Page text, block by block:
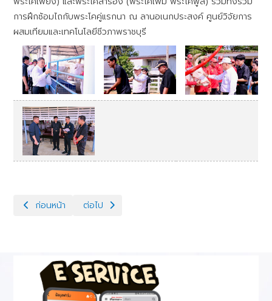
การฝึกซ้อมไถกับพระโคคู่แรกนา ณ ลานอเนกประสงค์ ศูนย์วิจัยการ
ผสมเทียมและเทคโนโลยีชีวภาพราชบุรี
เนื้อหาก่อนหน้า: แก้ไขปัญหาผสมติดยาก
ก่อนหน้า เนื้อหาถัดไป: โครงการพัฒนาพ่อพันธุ์โคนมทรอปิคอ
ต่อไป